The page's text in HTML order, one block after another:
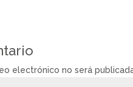
electrónico no será